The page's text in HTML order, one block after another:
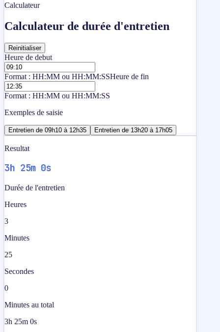
Calculateur
Calculateur de durée d'entretien
Reinitialiser
Heure de debut
Format : HH:MM ou HH:MM:SSHeure de fin
Format : HH:MM ou HH:MM:SS
Exemples de saisie
Entretien de 09h10 à 12h35 Entretien de 13h20 à 17h05
Resultat
3h 25m 0s
Durée de l'entretien
Heures
3
Minutes
25
Secondes
0
Minutes au total
3h 25m 0s